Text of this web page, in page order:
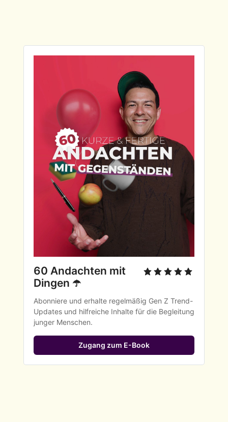
60 Andachten mit
Dingen ☂️
Abonniere und erhalte regelmäßig Gen Z Trend-
Updates und hilfreiche Inhalte für die Begleitung
junger Menschen.
Zugang zum E-Book